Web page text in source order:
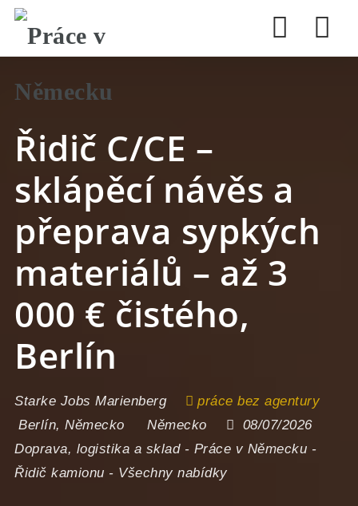
Řidič C/CE –
sklápěcí návěs a
přeprava sypkých
materiálů – až 3
000 € čistého,
Berlín
Starke Jobs Marienberg
práce bez agentury
Berlín,Německo Německo
08/07/2026
Doprava, logistika a sklad- Práce v Německu -
Řidič kamionu - Všechny nabídky